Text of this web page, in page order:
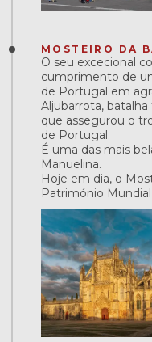
MOSTEIRO DA
O seu excecional
cumprimento de
de Portugal em
Aljubarrota, batalha
que assegurou o
de Portugal.
É uma das mais
Manuelina.
Hoje em dia, o
Património Mundial